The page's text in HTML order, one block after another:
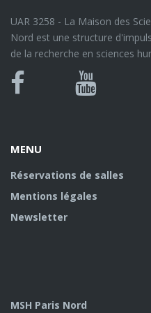
UAR 3258 - La Maison des
Nord est une structure
de la recherche en sciences
Bluesky
Canal
MENU
Réservations de salles
Mentions légales
Newsletter
MSH Paris Nord